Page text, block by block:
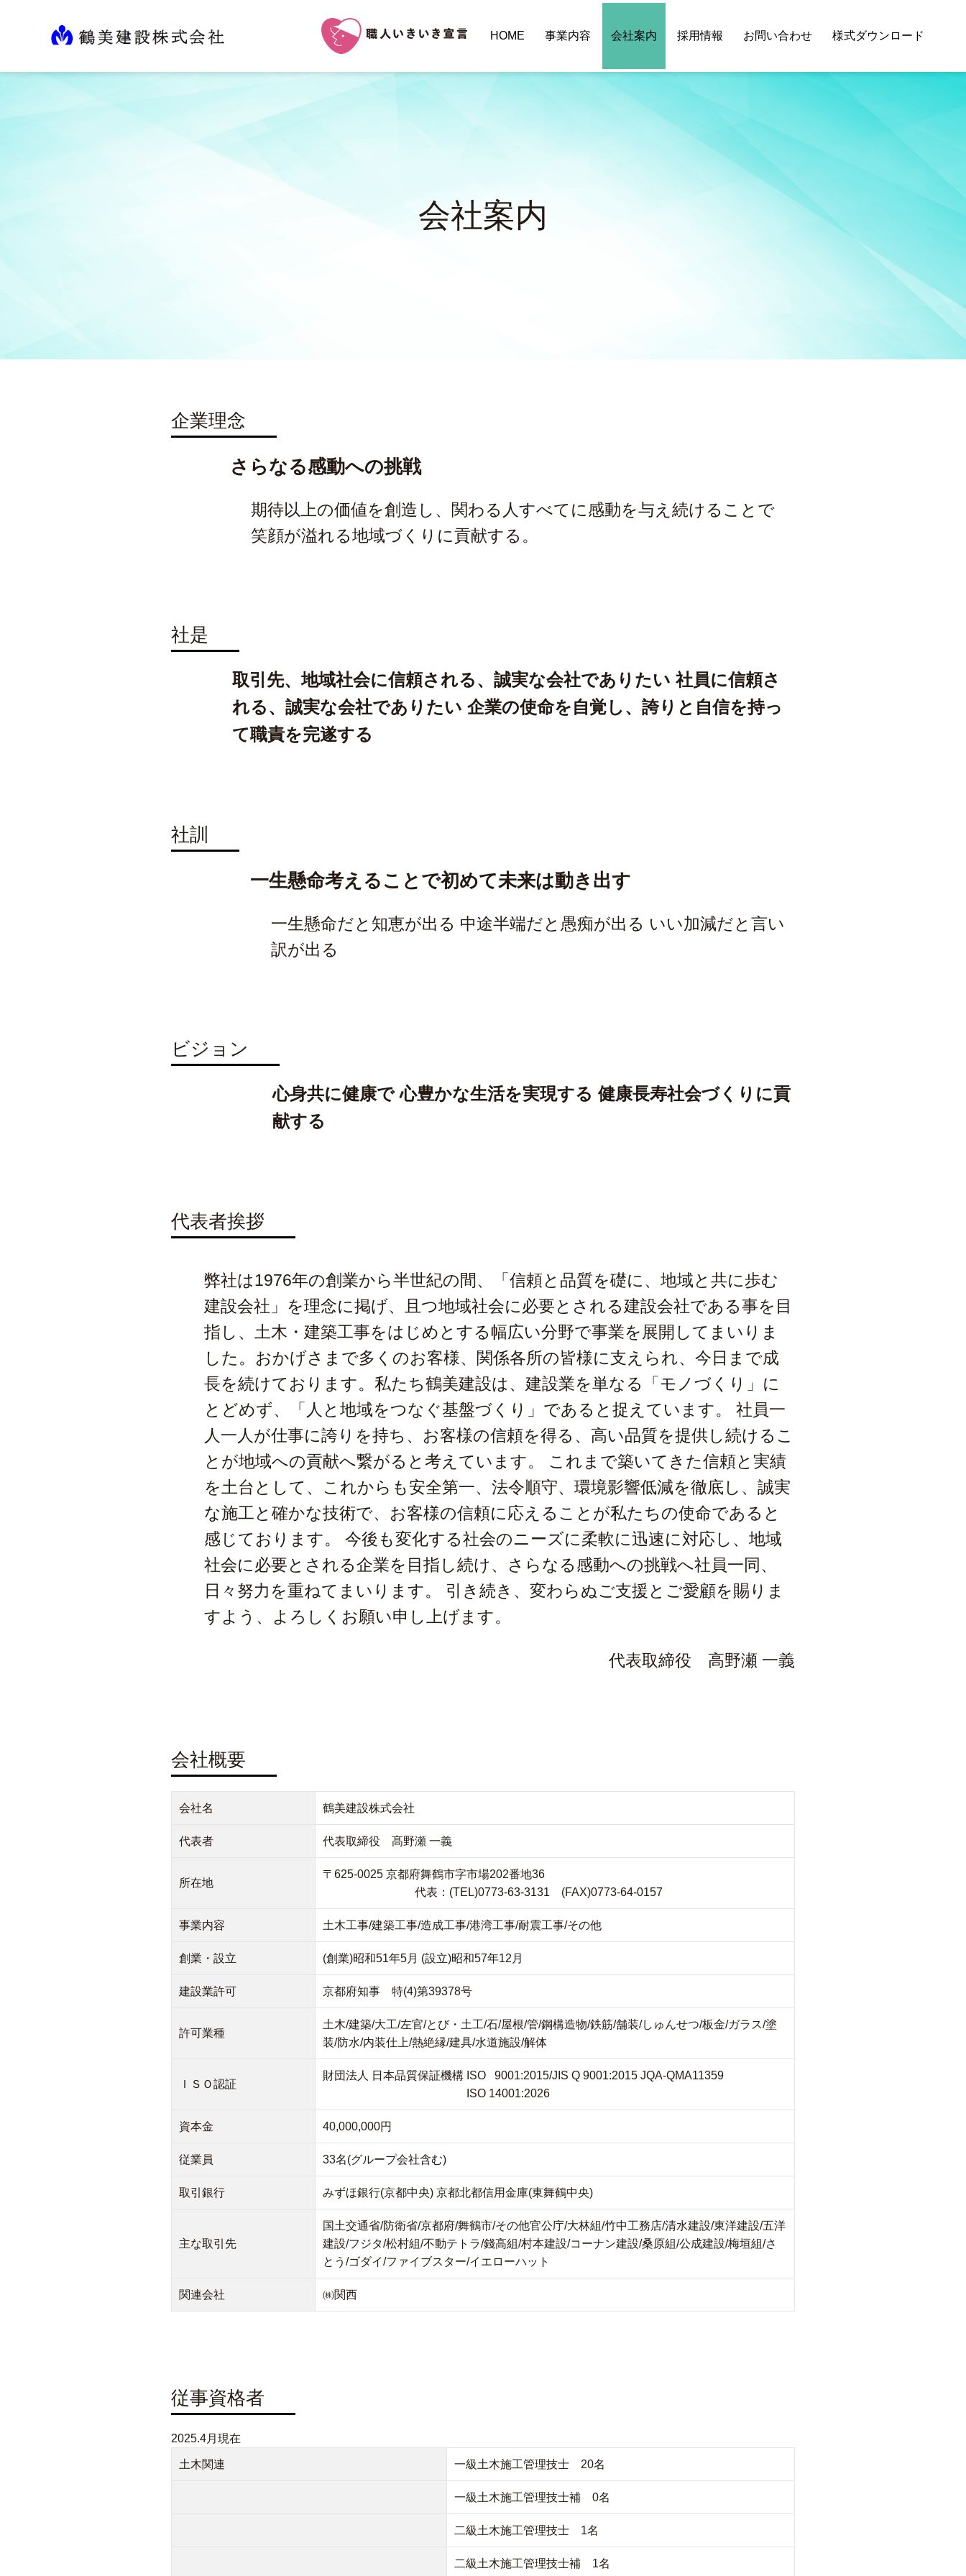
HOME 事業内容 会社案内 採用情報 お問い合わせ 様式ダウンロード
会社案内
企業理念
さらなる感動への挑戦
期待以上の価値を創造し、関わる人すべてに感動を与え続けることで
笑顔が溢れる地域づくりに貢献する。
社是
取引先、地域社会に信頼される、誠実な会社でありたい 社員に信頼さ
れる、誠実な会社でありたい 企業の使命を自覚し、誇りと自信を持っ
て職責を完遂する
社訓
一生懸命考えることで初めて未来は動き出す
一生懸命だと知恵が出る 中途半端だと愚痴が出る いい加減だと言い
訳が出る
ビジョン
心身共に健康で 心豊かな生活を実現する 健康長寿社会づくりに貢
献する
代表者挨拶
弊社は1976年の創業から半世紀の間、「信頼と品質を礎に、地域と共に歩む
建設会社」を理念に掲げ、且つ地域社会に必要とされる建設会社である事を目
指し、土木・建築工事をはじめとする幅広い分野で事業を展開してまいりま
した。おかげさまで多くのお客様、関係各所の皆様に支えられ、今日まで成
長を続けております。私たち鶴美建設は、建設業を単なる「モノづくり」に
とどめず、「人と地域をつなぐ基盤づくり」であると捉えています。 社員一
人一人が仕事に誇りを持ち、お客様の信頼を得る、高い品質を提供し続けるこ
とが地域への貢献へ繋がると考えています。 これまで築いてきた信頼と実績
を土台として、これからも安全第一、法令順守、環境影響低減を徹底し、誠実
な施工と確かな技術で、お客様の信頼に応えることが私たちの使命であると
感じております。 今後も変化する社会のニーズに柔軟に迅速に対応し、地域
社会に必要とされる企業を目指し続け、さらなる感動への挑戦へ社員一同、
日々努力を重ねてまいります。 引き続き、変わらぬご支援とご愛顧を賜りま
すよう、よろしくお願い申し上げます。
代表取締役 高野瀬 一義
会社概要
会社名 鶴美建設株式会社
代表者 代表取締役 髙野瀬 一義
所在地
〒625-0025 京都府舞鶴市字市場202番地36
代表：(TEL)0773-63-3131 (FAX)0773-64-0157
事業内容 土木工事/建築工事/造成工事/港湾工事/耐震工事/その他
創業・設立 (創業)昭和51年5月 (設立)昭和57年12月
建設業許可 京都府知事 特(4)第39378号
許可業種
土木/建築/大工/左官/とび・土工/石/屋根/管/鋼構造物/鉄筋/舗装/しゅんせつ/板金/ガラス/塗
装/防水/内装仕上/熱絶縁/建具/水道施設/解体
ＩＳＯ認証
財団法人 日本品質保証機構 ISO 9001:2015/JIS Q 9001:2015 JQA-QMA11359
ISO 14001:2026
資本金 40,000,000円
従業員 33名(グループ会社含む)
取引銀行 みずほ銀行(京都中央) 京都北都信用金庫(東舞鶴中央)
主な取引先
国土交通省/防衛省/京都府/舞鶴市/その他官公庁/大林組/竹中工務店/清水建設/東洋建設/五洋
建設/フジタ/松村組/不動テトラ/錢高組/村本建設/コーナン建設/桑原組/公成建設/梅垣組/さ
とう/ゴダイ/ファイブスター/イエローハット
関連会社 ㈱関西
従事資格者
2025.4月現在
土木関連 一級土木施工管理技士 20名
一級土木施工管理技士補 0名
二級土木施工管理技士 1名
二級土木施工管理技士補 1名